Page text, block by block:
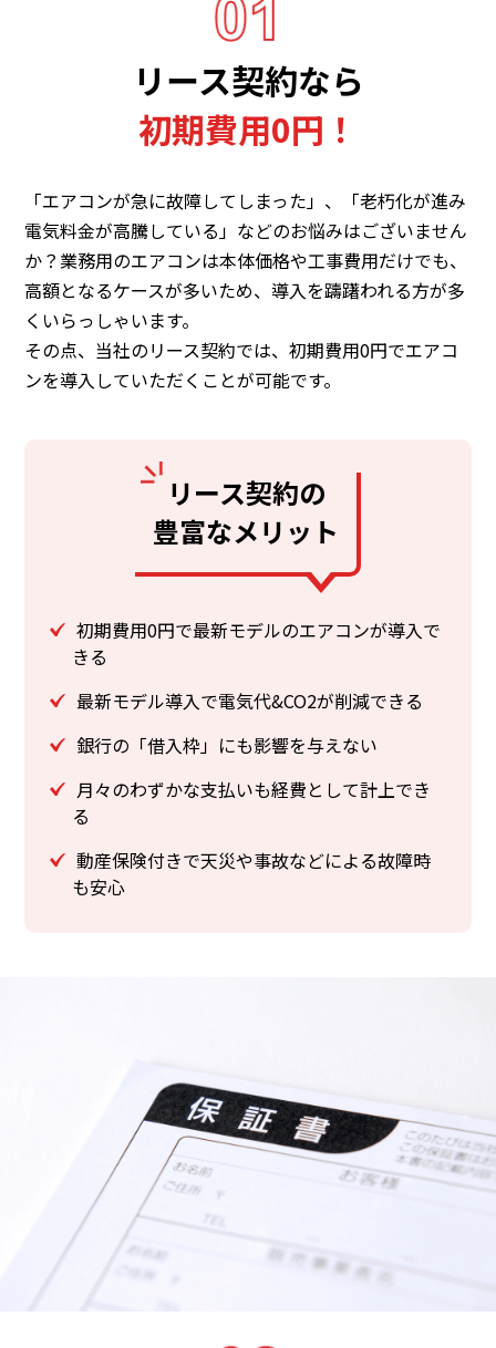
リース契約なら
初期費用0円！
「エアコンが急に故障してしまった」、「老朽化が進み
電気料金が高騰している」などのお悩みはございません
か？業務用のエアコンは本体価格や工事費用だけでも、
高額となるケースが多いため、導入を躊躇われる方が多
くいらっしゃいます。
その点、当社のリース契約では、初期費用0円でエアコ
ンを導入していただくことが可能です。
リース契約の
豊富なメリット
初期費用0円で最新モデルのエアコンが導入で
きる
最新モデル導入で電気代&CO2が削減できる
銀行の「借入枠」にも影響を与えない
月々のわずかな支払いも経費として計上でき
る
動産保険付きで天災や事故などによる故障時
も安心